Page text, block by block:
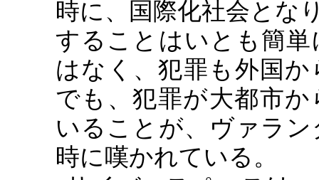
時に、国際化社会とな
することはいとも簡
はなく、犯罪も外国
でも、犯罪が大都市
いることが、ヴァラ
時に嘆かれている。